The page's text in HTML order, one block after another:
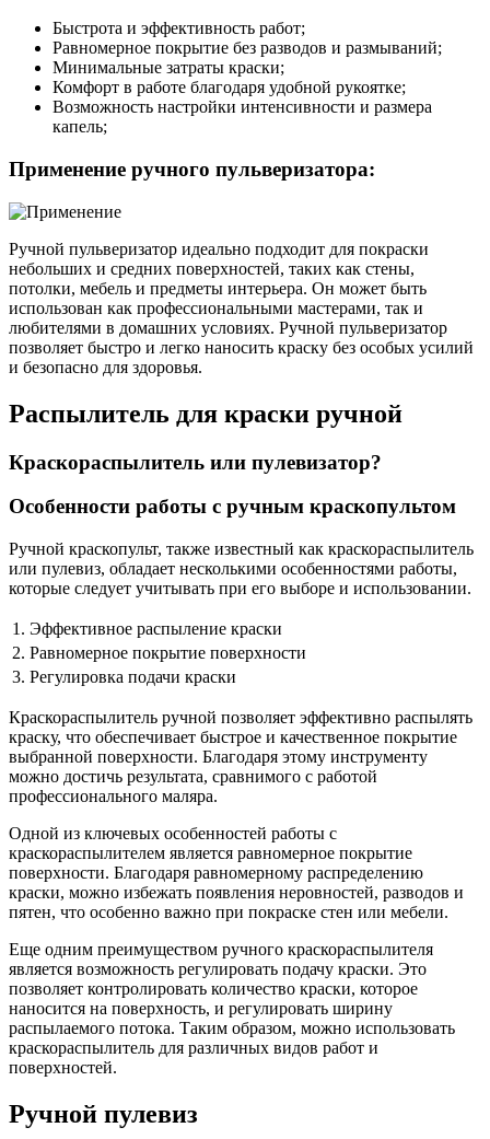
Быстрота и эффективность работ;
Равномерное покрытие без разводов и размываний;
Минимальные затраты краски;
Комфорт в работе благодаря удобной рукоятке;
Возможность настройки интенсивности и размера
капель;
Применение ручного пульверизатора:
Ручной пульверизатор идеально подходит для покраски
небольших и средних поверхностей, таких как стены,
потолки, мебель и предметы интерьера. Он может быть
использован как профессиональными мастерами, так и
любителями в домашних условиях. Ручной пульверизатор
позволяет быстро и легко наносить краску без особых усилий
и безопасно для здоровья.
Распылитель для краски ручной
Краскораспылитель или пулевизатор?
Особенности работы с ручным краскопультом
Ручной краскопульт, также известный как краскораспылитель
или пулевиз, обладает несколькими особенностями работы,
которые следует учитывать при его выборе и использовании.
1. Эффективное распыление краски
2. Равномерное покрытие поверхности
3. Регулировка подачи краски
Краскораспылитель ручной позволяет эффективно распылять
краску, что обеспечивает быстрое и качественное покрытие
выбранной поверхности. Благодаря этому инструменту
можно достичь результата, сравнимого с работой
профессионального маляра.
Одной из ключевых особенностей работы с
краскораспылителем является равномерное покрытие
поверхности. Благодаря равномерному распределению
краски, можно избежать появления неровностей, разводов и
пятен, что особенно важно при покраске стен или мебели.
Еще одним преимуществом ручного краскораспылителя
является возможность регулировать подачу краски. Это
позволяет контролировать количество краски, которое
наносится на поверхность, и регулировать ширину
распылаемого потока. Таким образом, можно использовать
краскораспылитель для различных видов работ и
поверхностей.
Ручной пулевиз